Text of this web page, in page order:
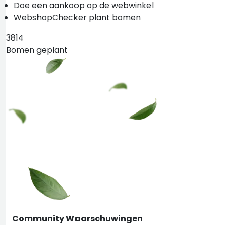
Doe een aankoop op de webwinkel
WebshopChecker plant bomen
3814
Bomen geplant
Community Waarschuwingen